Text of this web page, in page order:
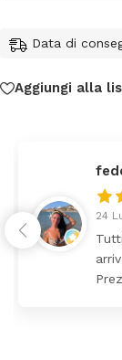
Data di
Aggiungi alla
24